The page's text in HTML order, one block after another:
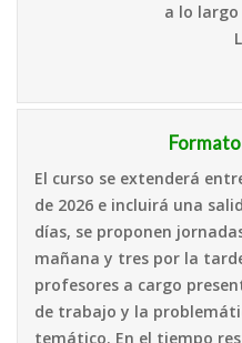
a lo largo
El curso se extenderá
de 2026 e incluirá una
días, se proponen
mañana y tres por la
profesores a cargo
de trabajo y la
temático. En el tiempo